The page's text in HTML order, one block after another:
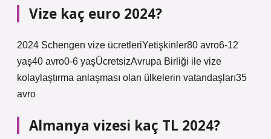
Vize kaç euro 2024?
2024 Schengen vize ücretleriYetişkinler80 avro6-12
yaş40 avro0-6 yaşÜcretsizAvrupa Birliği ile vize
kolaylaştırma anlaşması olan ülkelerin vatandaşları35
avro
Almanya vizesi kaç TL 2024?